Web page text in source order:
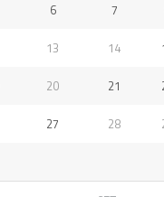
6 7
13 14
20 21
27 28